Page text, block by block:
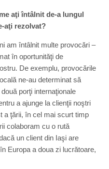
aţi întâlnit de-a lungul
aţi rezolvat?
am întâlnit multe provocări –
în oportunităţi de
De exemplu, provocările
ne-au determinat să
porţi internaţionale
a ajunge la clienţii noştri
a ţării, în cel mai scurt timp
colaboram cu o rută
un client din Iaşi are
Europa a doua zi lucrătoare,